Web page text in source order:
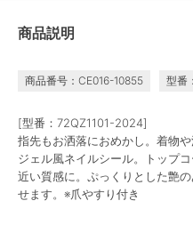
商品説明
商品番号：CE016-10855 型番
[型番：72QZ1101-2024]
指先もお洒落におめかし。着物
ジェル風ネイルシール。トップ
近い質感に。ぷっくりとした艶
せます。※爪やすり付き